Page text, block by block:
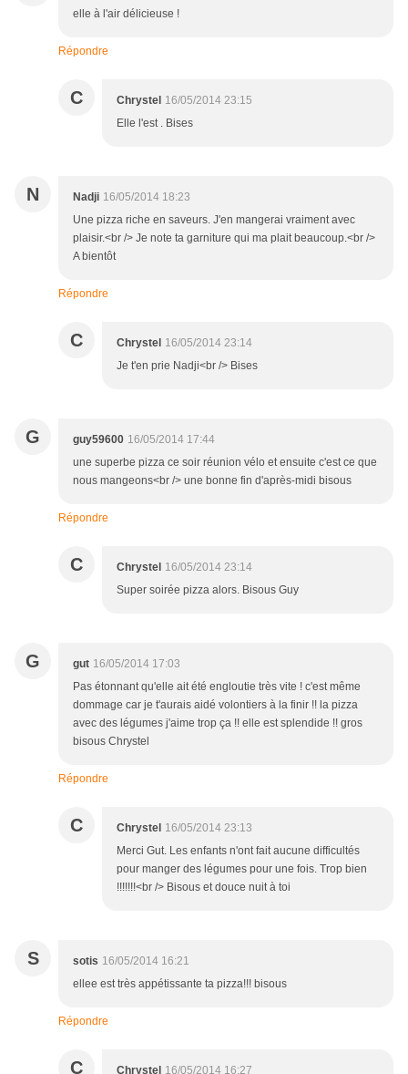
elle à l'air délicieuse !
Répondre
C Chrystel 16/05/2014 23:15
Elle l'est . Bises
N Nadji 16/05/2014 18:23
Une pizza riche en saveurs. J'en mangerai vraiment avec
plaisir.<br /> Je note ta garniture qui ma plait beaucoup.<br />
A bientôt
Répondre
C Chrystel 16/05/2014 23:14
Je t'en prie Nadji<br /> Bises
G guy59600 16/05/2014 17:44
une superbe pizza ce soir réunion vélo et ensuite c'est ce que
nous mangeons<br /> une bonne fin d'après-midi bisous
Répondre
C Chrystel 16/05/2014 23:14
Super soirée pizza alors. Bisous Guy
G gut 16/05/2014 17:03
Pas étonnant qu'elle ait été engloutie très vite ! c'est même
dommage car je t'aurais aidé volontiers à la finir !! la pizza
avec des légumes j'aime trop ça !! elle est splendide !! gros
bisous Chrystel
Répondre
C Chrystel 16/05/2014 23:13
Merci Gut. Les enfants n'ont fait aucune difficultés
pour manger des légumes pour une fois. Trop bien
!!!!!!!<br /> Bisous et douce nuit à toi
S sotis 16/05/2014 16:21
ellee est très appétissante ta pizza!!! bisous
Répondre
C Chrystel 16/05/2014 16:27